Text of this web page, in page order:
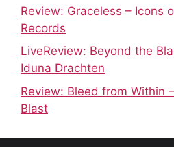
Review: Graceless – Icons
Records
LiveReview: Beyond the
Iduna Drachten
Review: Bleed from Within
Blast